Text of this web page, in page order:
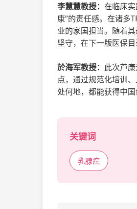
李慧慧教授： 在临床
康”的责任感。在诸多
业的家国担当。随着
坚守，在下一版医保
於海军教授： 此次芦
点，通过规范化培训
处何地，都能获得中
关键词
乳腺癌